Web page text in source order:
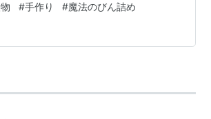
しょうか？ 今年の暑さは特別だ(
あげているのは私だけでしょうか？ ど
期を乗り越えて、心地良い秋を迎えね
ています。 暑くて外出はあまりしたく
料理時間…
#手作り #魔法のびん詰め